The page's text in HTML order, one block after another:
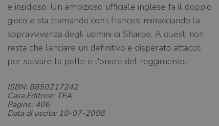
e insidioso. Un ambizioso ufficiale inglese fa il doppio
gioco e sta tramando con i francesi minacciando la
sopravvivenza degli uomini di Sharpe. A questi non
resta che lanciare un definitivo e disperato attacco
per salvare la pelle e l'onore del reggimento.
ISBN: 8850217242
Casa Editrice: TEA
Pagine: 406
Data di uscita: 10-07-2008